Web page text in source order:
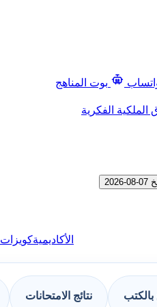
بوت المناهج
الملكية الفكرية
الأكاديميةكويزات
نتائج الامتحانات